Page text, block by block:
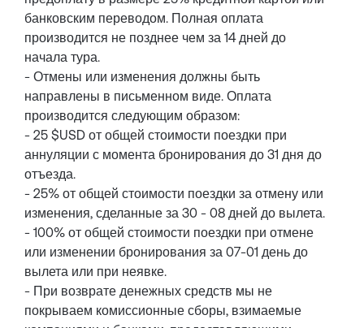
банковским переводом. Полная оплата
производится не позднее чем за 14 дней до
начала тура.
- Отмены или изменения должны быть
направлены в письменном виде. Оплата
производится следующим образом:
- 25 $USD от общей стоимости поездки при
аннуляции с момента бронирования до 31 дня до
отъезда.
- 25% от общей стоимости поездки за отмену или
изменения, сделанные за 30 - 08 дней до вылета.
- 100% от общей стоимости поездки при отмене
или изменении бронирования за 07-01 день до
вылета или при неявке.
- При возврате денежных средств мы не
покрываем комиссионные сборы, взимаемые